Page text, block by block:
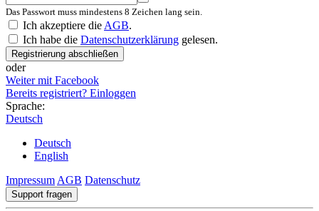
Das Passwort muss mindestens 8 Zeichen lang sein.
Country
Ich akzeptiere die AGB.
Ich habe die Datenschutzerklärung gelesen.
Registrierung abschließen
oder
Weiter mit Facebook
Bereits registriert? Einloggen
Sprache:
Deutsch
Deutsch
English
Impressum AGB Datenschutz
Support fragen